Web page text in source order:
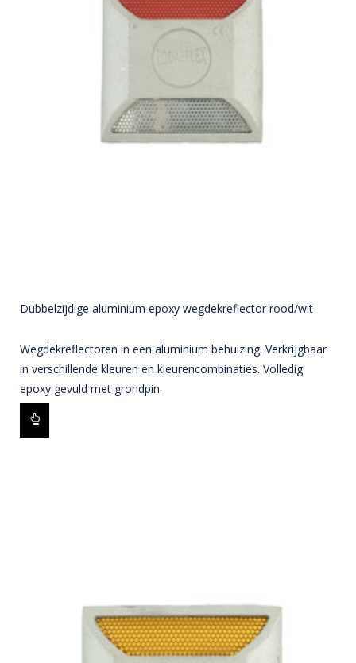
Dubbelzijdige aluminium epoxy wegdekreflector rood/wit
Wegdekreflectoren in een aluminium behuizing. Verkrijgbaar
in verschillende kleuren en kleurencombinaties. Volledig
epoxy gevuld met grondpin.